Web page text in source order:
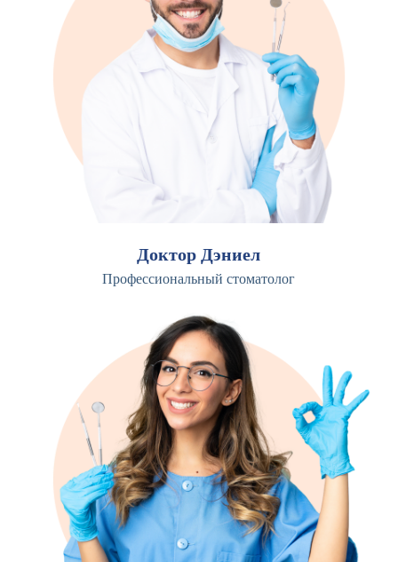
Доктор Дэниел
Профессиональный стоматолог